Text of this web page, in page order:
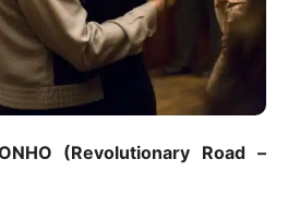
(Revolutionary Road –